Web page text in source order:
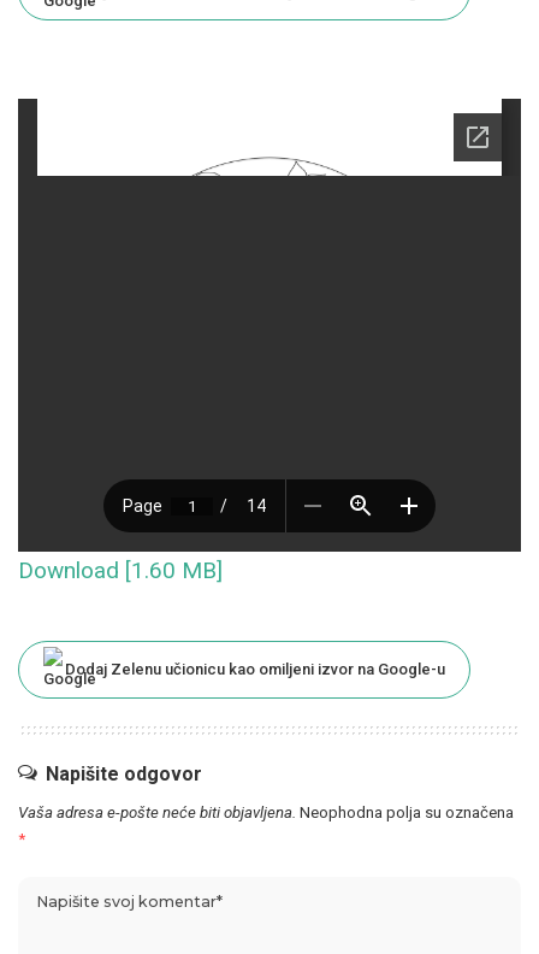
Download [1.60 MB]
Dodaj Zelenu učionicu kao omiljeni izvor na Google-u
Napišite odgovor
Vaša adresa e-pošte neće biti objavljena. Neophodna polja su označena
*